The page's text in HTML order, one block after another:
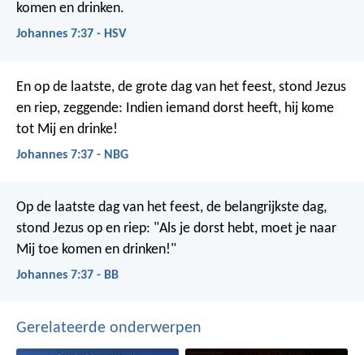
komen en drinken.
Johannes 7:37 - HSV
En op de laatste, de grote dag van het feest, stond Jezus
en riep, zeggende: Indien iemand dorst heeft, hij kome
tot Mij en drinke!
Johannes 7:37 - NBG
Op de laatste dag van het feest, de belangrijkste dag,
stond Jezus op en riep: "Als je dorst hebt, moet je naar
Mij toe komen en drinken!"
Johannes 7:37 - BB
Gerelateerde onderwerpen